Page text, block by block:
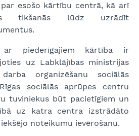
esošo kārtību centrā, kā arī
tikšanās lūdz uzrādīt
ar piederīgajiem kārtība ir
uz Labklājības ministrijas
organizēšanu sociālās
sociālās aprūpes centru
tuviniekus būt pacietīgiem un
uz katra centra izstrādāto
noteikumu ievērošanu.